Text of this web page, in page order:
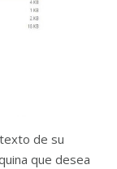
de su
que desea